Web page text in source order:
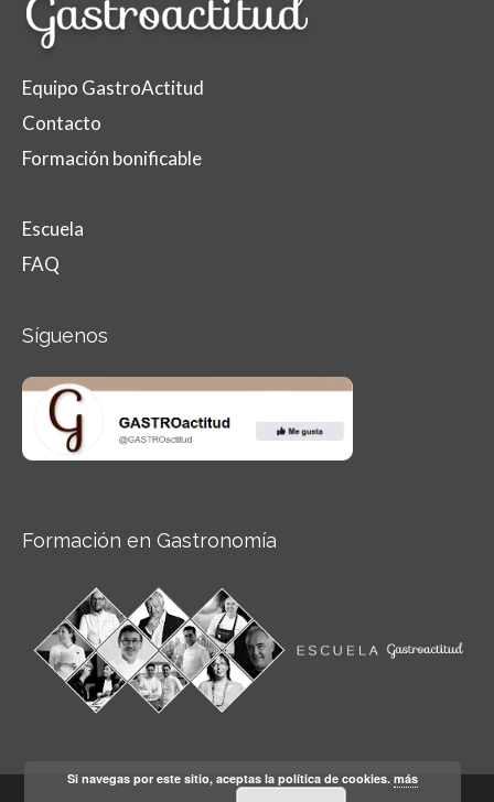
Equipo GastroActitud
Contacto
Formación bonificable
Escuela
FAQ
Síguenos
Formación en Gastronomía
Si navegas por este sitio, aceptas la política de cookies.más